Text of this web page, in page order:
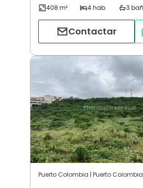
Contactar
Puerto Colombia | Puerto Colombia